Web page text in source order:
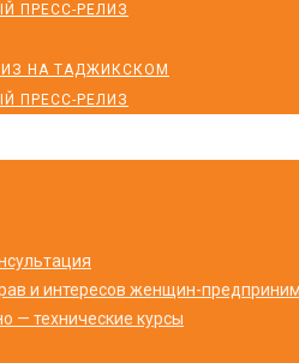
ПРЕСС-РЕЛИЗ
НА ТАДЖИКСКОМ
ПРЕСС-РЕЛИЗ
и интересов женщин-
— технические курсы